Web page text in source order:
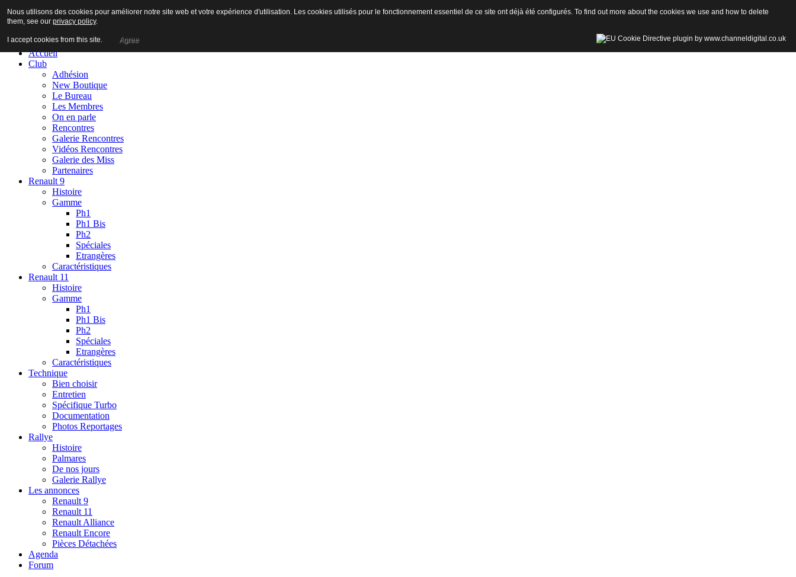
Accueil
Club
Adhésion
New Boutique
Le Bureau
Les Membres
On en parle
Rencontres
Galerie Rencontres
Vidéos Rencontres
Galerie des Miss
Partenaires
Renault 9
Histoire
Gamme
Ph1
Ph1 Bis
Ph2
Spéciales
Etrangères
Caractéristiques
Renault 11
Histoire
Gamme
Ph1
Ph1 Bis
Ph2
Spéciales
Etrangères
Caractéristiques
Technique
Bien choisir
Entretien
Spécifique Turbo
Documentation
Photos Reportages
Rallye
Histoire
Palmares
De nos jours
Galerie Rallye
Les annonces
Renault 9
Renault 11
Renault Alliance
Renault Encore
Pièces Détachées
Agenda
Forum
Nous utilisons des cookies pour améliorer notre site web et votre expérience d'utilisation. Les cookies utilisés pour le fonctionnement essentiel de ce site ont déjà été configurés. To find out more about the cookies we use and how to delete
them, see our privacy policy.
I accept cookies from this site. Agree